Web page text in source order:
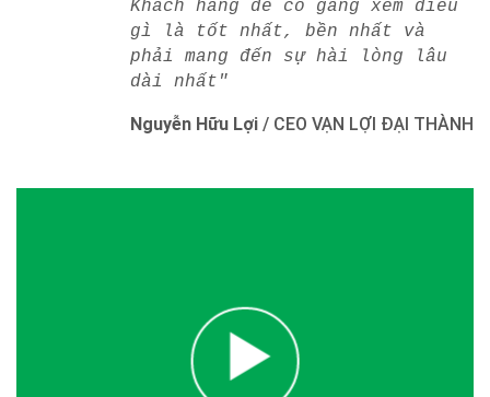
Khách hàng để cố gắng xem điều
gì là tốt nhất, bền nhất và
phải mang đến sự hài lòng lâu
dài nhất"
Nguyễn Hữu Lợi / CEO VẠN LỢI ĐẠI THÀNH